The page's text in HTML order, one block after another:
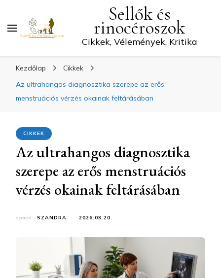
Sellők és
rinocéroszok
Cikkek, Vélemények, Kritika
Kezdőlap
Cikkek
Az ultrahangos diagnosztika szerepe az erős
menstruációs vérzés okainak feltárásában
CIKKEK
Az ultrahangos diagnosztika
szerepe az erős menstruációs
vérzés okainak feltárásában
szerző: SZANDRA 2026.03.20.